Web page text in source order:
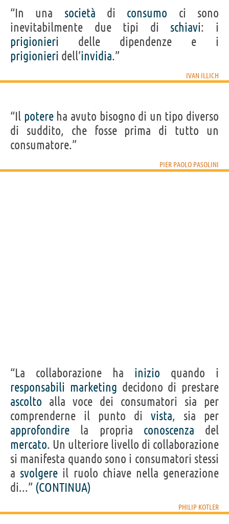
“In una società di consumo ci sono
inevitabilmente due tipi di schiavi: i
prigionieri delle dipendenze e i
prigionieri dell’invidia.”
IVAN ILLICH
“Il potereha avuto bisogno di un tipo diverso
di suddito, che fosse prima di tutto un
consumatore.”
PIER PAOLO PASOLINI
“La collaborazione ha inizio quando i
responsabili marketing decidono di prestare
ascolto alla voce dei consumatori sia per
comprenderne il punto di vista, sia per
approfondire la propria conoscenza del
mercato. Un ulteriore livello di collaborazione
si manifesta quando sono i consumatori stessi
a svolgere il ruolo chiave nella generazione
di...” (CONTINUA)
PHILIP KOTLER